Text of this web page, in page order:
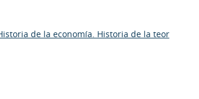
de la economía. Historia de la teor